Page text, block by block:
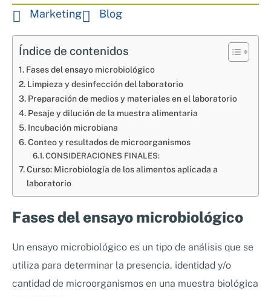
Sistemas de exportación SAE
Asesoramiento en Normativa Internacional
Consultoría Seguridad Alimentaria
Nosotros
Clientes
Marketing Blog
Índice de contenidos
Fases del ensayo microbiológico
Limpieza y desinfección del laboratorio
Preparación de medios y materiales en el laboratorio
Pesaje y dilución de la muestra alimentaria
Incubación microbiana
Conteo y resultados de microorganismos
CONSIDERACIONES FINALES:
Curso: Microbiología de los alimentos aplicada a
laboratorio
Fases del ensayo microbiológico
Un ensayo microbiológico es un tipo de análisis que se
utiliza para determinar la presencia, identidad y/o
cantidad de microorganismos en una muestra biológica